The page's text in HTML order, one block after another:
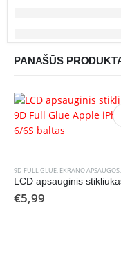
PANAŠŪS
9D FULL GLUE, EKRANO APSAUGOS,
€5,99